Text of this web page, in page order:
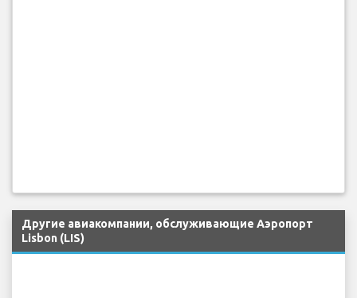
Другие авиакомпании, обслуживающие Аэропорт
Lisbon (LIS)